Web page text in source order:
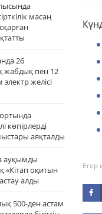
масаң
26
жабдық пен 12
желісі
көпірлерді
аяқталды
ауқымды
«Кітап оқитын
алды
500-ден астам
Егер